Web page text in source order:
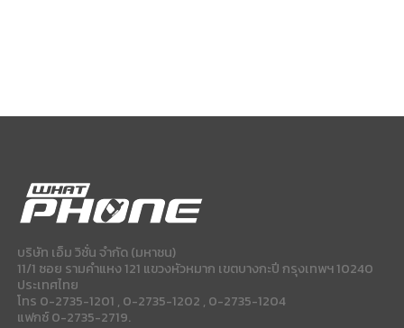
บริษัท เอ็ม วิชั่น จำกัด (มหาชน)
11/1 ซอย รามคำแหง 121 แขวงหัวหมาก เขตบางกะปี กรุงเทพฯ 10240
ประเทศไทย
โทร 0-2735-1201 , 0-2735-1202 , 0-2735-1204
แฟกซ์ 0-2735-2719.